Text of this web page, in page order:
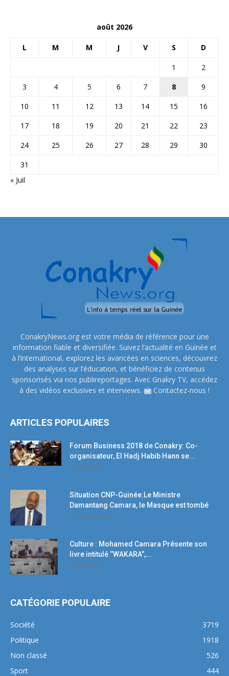
août 2026
L M M J V S D
1
2
3
4 5 6 7 8
9
10
11 12 13 14 15
16
17
18 19 20 21 22
23
24
25 26 27 28 29
30
31
« Juil
ConakryNews.org est votre média de référence pour une
information fiable et diversifiée. Suivez l’actualité en Guinée et
à l’international, explorez les avancées en sciences, découvrez
des analyses sur l’éducation, et bénéficiez de contenus
sponsorisés via nos publireportages. Avec Gnakry TV, accédez
à des vidéos exclusives et interviews.
Contactez-nous !
ARTICLES POPULAIRES
Forum Business 2018 de Conakry: Co-
organisateur, El Hadj Habib Hann se...
19 avril 2018
Situation CNP-Guinée:Le Ministre
Damantang Camara, le Masque est tombé
11 octobre 2017
Culture : Mohamed Camara Présente son
livre intitulé ‘’WAKARA’’,...
5 mars 2018
CATÉGORIE POPULAIRE
Société
3719
Politique
1918
Non classé
526
Sport
444